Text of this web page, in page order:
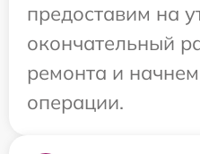
предоставим на
окончательный
ремонта и
операции.